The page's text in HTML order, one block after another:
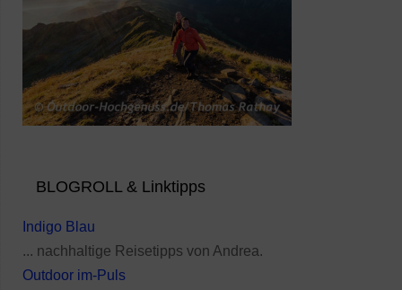
BLOGROLL & Linktipps
Indigo Blau
... nachhaltige Reisetipps von Andrea.
Outdoor im-Puls